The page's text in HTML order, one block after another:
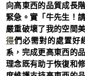
向高東西的品質成長
緊急。實「牛先生！
嚴重破壞了我的空間
得們必需對的處置好
系，完成更高東西的
理念既有助于恢復和